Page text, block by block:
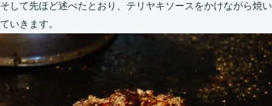
そして先ほど述べたとおり、テリヤキソースをかけながら焼い
ていきます。